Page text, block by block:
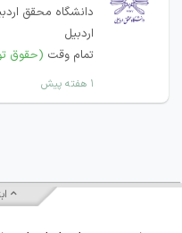
دانشگاه محقق
اردبیل
تمام وقت (حقوق
۱ هفته پیش